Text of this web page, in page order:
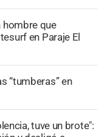
hombre que
en Paraje El
“tumberas” en
tuve un brote":